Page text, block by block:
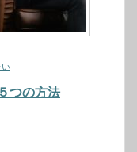
い
つの方法